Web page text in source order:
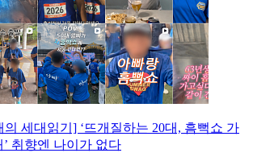
의 세대읽기] ‘뜨개질하는 20대, 흠뻑쇼 가
’ 취향엔 나이가 없다